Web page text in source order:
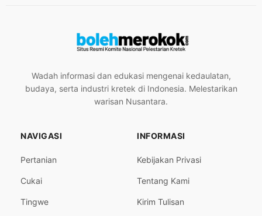
Wadah informasi dan edukasi mengenai kedaulatan,
budaya, serta industri kretek di Indonesia. Melestarikan
warisan Nusantara.
NAVIGASI
Pertanian
Cukai
Tingwe
INFORMASI
Kebijakan Privasi
Tentang Kami
Kirim Tulisan